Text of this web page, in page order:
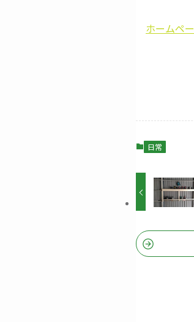
ホームペ
日常